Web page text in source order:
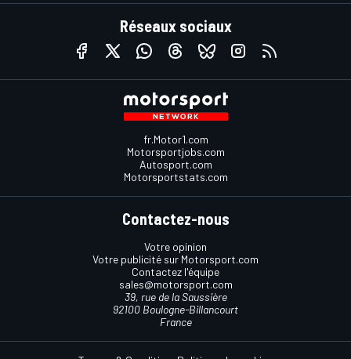
Réseaux sociaux
fr.Motor1.com
Motorsportjobs.com
Autosport.com
Motorsportstats.com
Contactez-nous
Votre opinion
Votre publicité sur Motorsport.com
Contactez l'équipe
sales@motorsport.com
39, rue de la Saussière
92100 Boulogne-Billancourt
France